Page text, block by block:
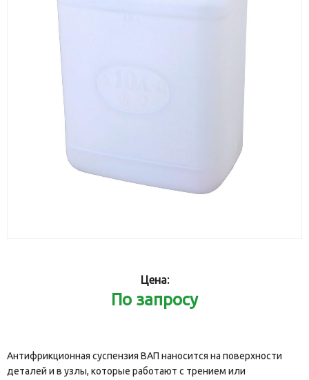
Цена:
По запросу
Антифрикционная суспензия ВАП наносится на поверхности
деталей и в узлы, которые работают с трением или